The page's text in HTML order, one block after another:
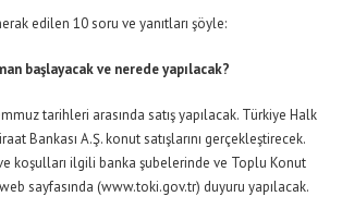
edilen 10 soru ve yanıtları şöyle:
başlayacak ve nerede yapılacak?
tarihleri arasında satış yapılacak. Türkiye Halk
Bankası A.Ş. konut satışlarını gerçekleştirecek.
koşulları ilgili banka şubelerinde ve Toplu Konut
web sayfasında (www.toki.gov.tr) duyuru yapılacak.